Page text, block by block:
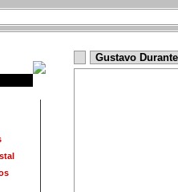
Gustavo